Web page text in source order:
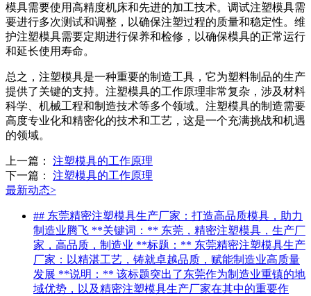
模具需要使用高精度机床和先进的加工技术。调试注塑模具需
要进行多次测试和调整，以确保注塑过程的质量和稳定性。维
护注塑模具需要定期进行保养和检修，以确保模具的正常运行
和延长使用寿命。
总之，注塑模具是一种重要的制造工具，它为塑料制品的生产
提供了关键的支持。注塑模具的工作原理非常复杂，涉及材料
科学、机械工程和制造技术等多个领域。注塑模具的制造需要
高度专业化和精密化的技术和工艺，这是一个充满挑战和机遇
的领域。
上一篇： 注塑模具的工作原理
下一篇： 注塑模具的工作原理
最新动态>
## 东莞精密注塑模具生产厂家：打造高品质模具，助力
制造业腾飞 **关键词：** 东莞，精密注塑模具，生产厂
家，高品质，制造业 **标题：** 东莞精密注塑模具生产
厂家：以精湛工艺，铸就卓越品质，赋能制造业高质量
发展 **说明：** 该标题突出了东莞作为制造业重镇的地
域优势，以及精密注塑模具生产厂家在其中的重要作